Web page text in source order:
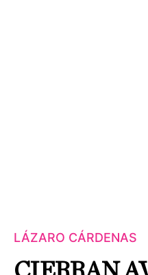
LÁZARO CÁRDENAS